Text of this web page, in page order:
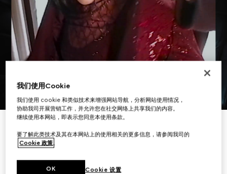
我们使用Cookie
我们使用 cookie 和类似技术来增强网站导航，分析网站使用情况，
协助我司开展营销工作，并允许您在社交网络上共享我们的内容。
继续使用本网站，即表示您同意本使用条款。
要了解此类技术及其在本网站上的使用相关的更多信息，请参阅我司的
Cookie 政策。
Cookie 设置
OK